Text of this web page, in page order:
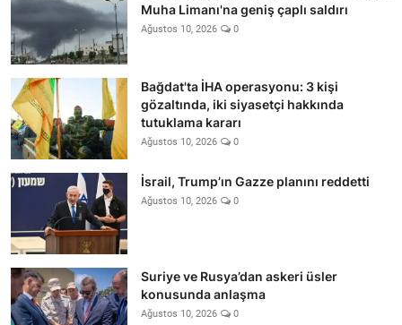
Muha Limanı'na geniş çaplı saldırı
Ağustos 10, 2026 0
Bağdat'ta İHA operasyonu: 3 kişi
gözaltında, iki siyasetçi hakkında
tutuklama kararı
Ağustos 10, 2026 0
İsrail, Trump’ın Gazze planını reddetti
Ağustos 10, 2026 0
Suriye ve Rusya’dan askeri üsler
konusunda anlaşma
Ağustos 10, 2026 0